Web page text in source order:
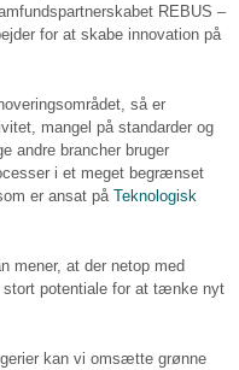
REBUS –
for at skabe innovation på
så er
mangel på standarder og
andre brancher bruger
i et meget begrænset
er ansat på Teknologisk
mener, at der netop med
stort potentiale for at tænke nyt
kan vi omsætte grønne